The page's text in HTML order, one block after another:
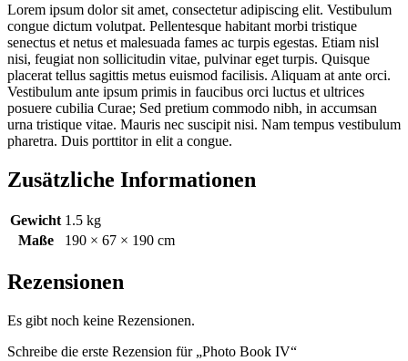
Lorem ipsum dolor sit amet, consectetur adipiscing elit. Vestibulum
congue dictum volutpat. Pellentesque habitant morbi tristique
senectus et netus et malesuada fames ac turpis egestas. Etiam nisl
nisi, feugiat non sollicitudin vitae, pulvinar eget turpis. Quisque
placerat tellus sagittis metus euismod facilisis. Aliquam at ante orci.
Vestibulum ante ipsum primis in faucibus orci luctus et ultrices
posuere cubilia Curae; Sed pretium commodo nibh, in accumsan
urna tristique vitae. Mauris nec suscipit nisi. Nam tempus vestibulum
pharetra. Duis porttitor in elit a congue.
Zusätzliche Informationen
Gewicht 1.5 kg
Maße
190 × 67 × 190 cm
Rezensionen
Es gibt noch keine Rezensionen.
Schreibe die erste Rezension für „Photo Book IV“